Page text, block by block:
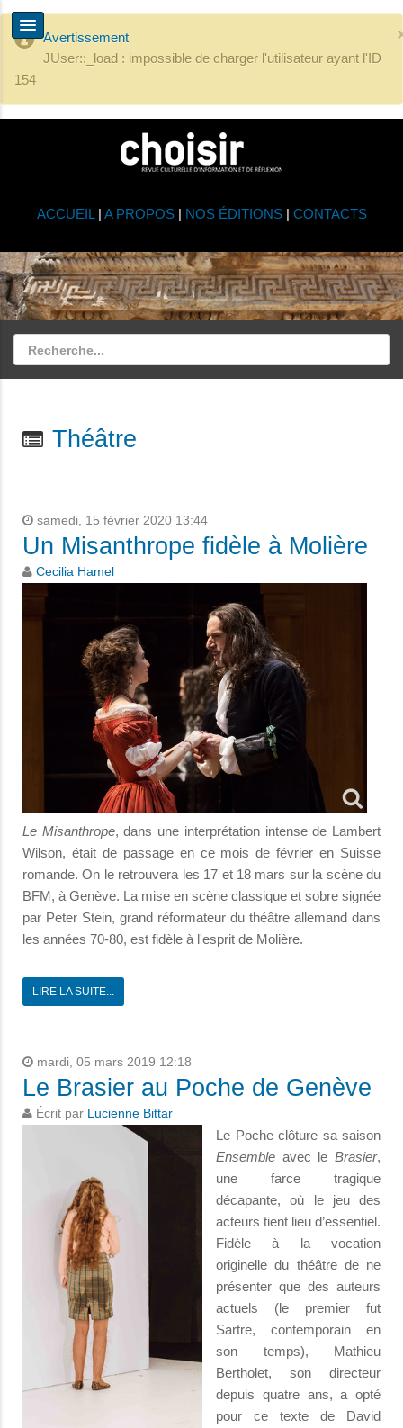
Avertissement
JUser::_load : impossible de charger l'utilisateur ayant l'ID
154
ACCUEIL | A PROPOS| NOS ÉDITIONS| CONTACTS
Théâtre
samedi, 15 février 2020 13:44
Un Misanthrope fidèle à Molière
Cecilia Hamel
Le Misanthrope, dans une interprétation intense de Lambert
Wilson, était de passage en ce mois de février en Suisse
romande. On le retrouvera les 17 et 18 mars sur la scène du
BFM, à Genève. La mise en scène classique et sobre signée
par Peter Stein, grand réformateur du théâtre allemand dans
les années 70-80, est fidèle à l'esprit de Molière.
LIRE LA SUITE...
mardi, 05 mars 2019 12:18
Le Brasier au Poche de Genève
Écrit par Lucienne Bittar
Le Poche clôture sa saison
Ensemble avec le Brasier,
une farce tragique
décapante, où le jeu des
acteurs tient lieu d’essentiel.
Fidèle à la vocation
originelle du théâtre de ne
présenter que des auteurs
actuels (le premier fut
Sartre, contemporain en
son temps), Mathieu
Bertholet, son directeur
depuis quatre ans, a opté
pour ce texte de David